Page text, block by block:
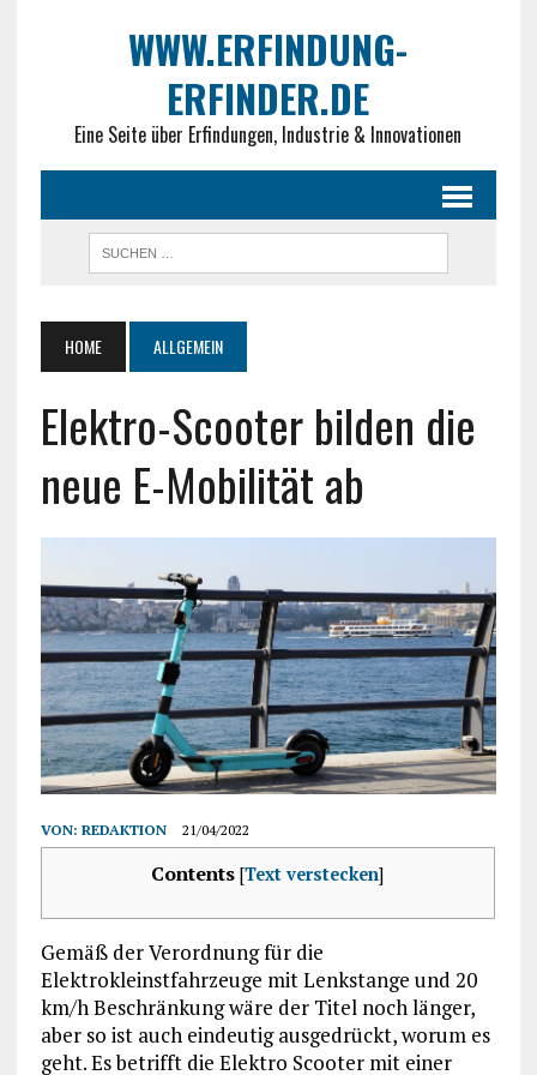
WWW.ERFINDUNG-
ERFINDER.DE
Eine Seite über Erfindungen, Industrie & Innovationen
HOME ALLGEMEIN
Elektro-Scooter bilden die
neue E-Mobilität ab
VON: REDAKTION 21/04/2022
Contents [Text verstecken]
Gemäß der Verordnung für die
Elektrokleinstfahrzeuge mit Lenkstange und 20
km/h Beschränkung wäre der Titel noch länger,
aber so ist auch eindeutig ausgedrückt, worum es
geht. Es betrifft die Elektro Scooter mit einer